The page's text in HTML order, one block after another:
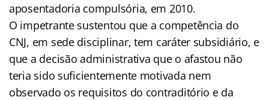
aposentadoria compulsória, em 2010.
O impetrante sustentou que a competência do
CNJ, em sede disciplinar, tem caráter subsidiário, e
que a decisão administrativa que o afastou não
teria sido suficientemente motivada nem
observado os requisitos do contraditório e da